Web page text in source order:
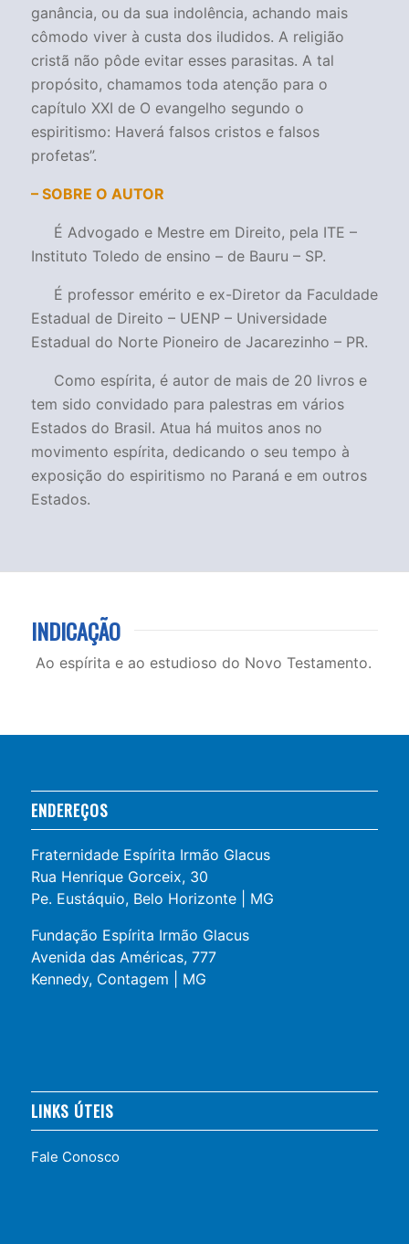
ganância, ou da sua indolência, achando mais
cômodo viver à custa dos iludidos. A religião
cristã não pôde evitar esses parasitas. A tal
propósito, chamamos toda atenção para o
capítulo XXI de O evangelho segundo o
espiritismo: Haverá falsos cristos e falsos
profetas”.
– SOBRE O AUTOR
É Advogado e Mestre em Direito, pela ITE –
Instituto Toledo de ensino – de Bauru – SP.
É professor emérito e ex-Diretor da Faculdade
Estadual de Direito – UENP – Universidade
Estadual do Norte Pioneiro de Jacarezinho – PR.
Como espírita, é autor de mais de 20 livros e
tem sido convidado para palestras em vários
Estados do Brasil. Atua há muitos anos no
movimento espírita, dedicando o seu tempo à
exposição do espiritismo no Paraná e em outros
Estados.
INDICAÇÃO
Ao espírita e ao estudioso do Novo Testamento.
ENDEREÇOS
Fraternidade Espírita Irmão Glacus
Rua Henrique Gorceix, 30
Pe. Eustáquio, Belo Horizonte | MG
Fundação Espírita Irmão Glacus
Avenida das Américas, 777
Kennedy, Contagem | MG
LINKS ÚTEIS
Fale Conosco